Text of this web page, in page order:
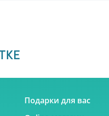
Подарки для вас